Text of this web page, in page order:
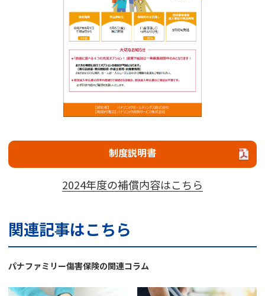
制度説明書
2024年度の補償内容はこちら
関連記事はこちら
パナファミリー傷害保険の関連コラム